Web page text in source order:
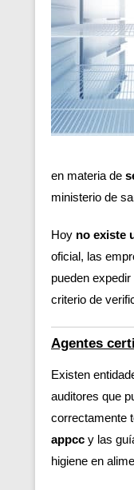
en materia de
ministerio de
Hoy no existe
oficial, las
pueden
criterio de
Agentes
Existen
auditores que
correctamente
appcc y las
higiene en